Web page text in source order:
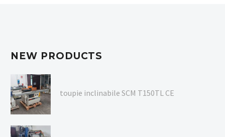
NEW PRODUCTS
toupie inclinabile SCM T150TL CE